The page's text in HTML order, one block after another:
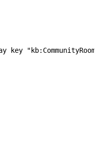
key "kb:CommunityRoom" [